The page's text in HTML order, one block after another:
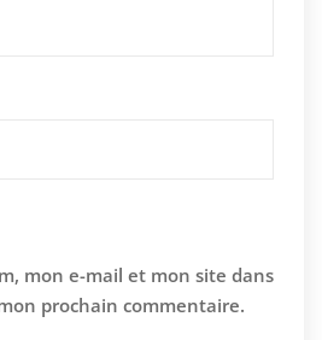
mon e-mail et mon site dans
prochain commentaire.